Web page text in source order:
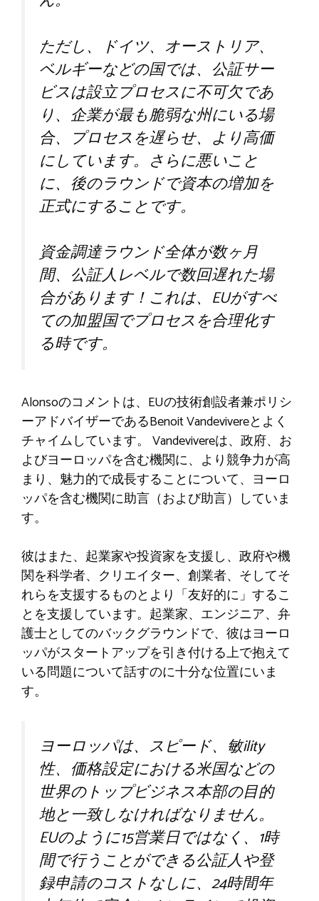
ただし、ドイツ、オーストリア、
ベルギーなどの国では、公証サー
ビスは設立プロセスに不可欠であ
り、企業が最も脆弱な州にいる場
合、プロセスを遅らせ、より高価
にしています。さらに悪いこと
に、後のラウンドで資本の増加を
正式にすることです。
資金調達ラウンド全体が数ヶ月
間、公証人レベルで数回遅れた場
合があります！これは、EUがすべ
ての加盟国でプロセスを合理化す
る時です。
Alonsoのコメントは、EUの技術創設者兼ポリシ
ーアドバイザーであるBenoit Vandevivereとよく
チャイムしています。 Vandevivereは、政府、お
よびヨーロッパを含む機関に、より競争力が高
まり、魅力的で成長することについて、ヨーロ
ッパを含む機関に助言（および助言）していま
す。
彼はまた、起業家や投資家を支援し、政府や機
関を科学者、クリエイター、創業者、そしてそ
れらを支援するものとより「友好的に」するこ
とを支援しています。起業家、エンジニア、弁
護士としてのバックグラウンドで、彼はヨーロ
ッパがスタートアップを引き付ける上で抱えて
いる問題について話すのに十分な位置にいま
す。
ヨーロッパは、スピード、敏ility
性、価格設定における米国などの
世界のトップビジネス本部の目的
地と一致しなければなりません。
EUのように15営業日ではなく、1時
間で行うことができる公証人や登
録申請のコストなしに、24時間年